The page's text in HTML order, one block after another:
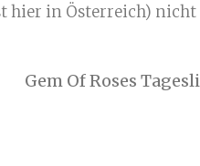
hier in Österreich) nicht